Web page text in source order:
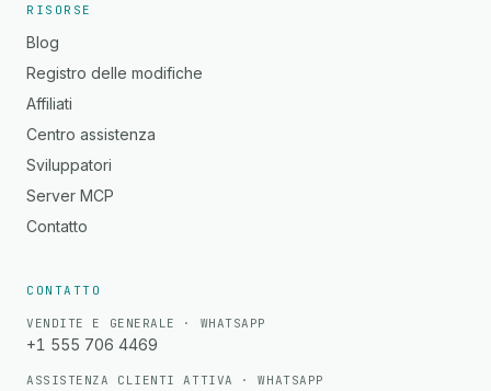
RISORSE
Blog
Registro delle modifiche
Affiliati
Centro assistenza
Sviluppatori
Server MCP
Contatto
CONTATTO
VENDITE E GENERALE · WHATSAPP
+1 555 706 4469
ASSISTENZA CLIENTI ATTIVA · WHATSAPP